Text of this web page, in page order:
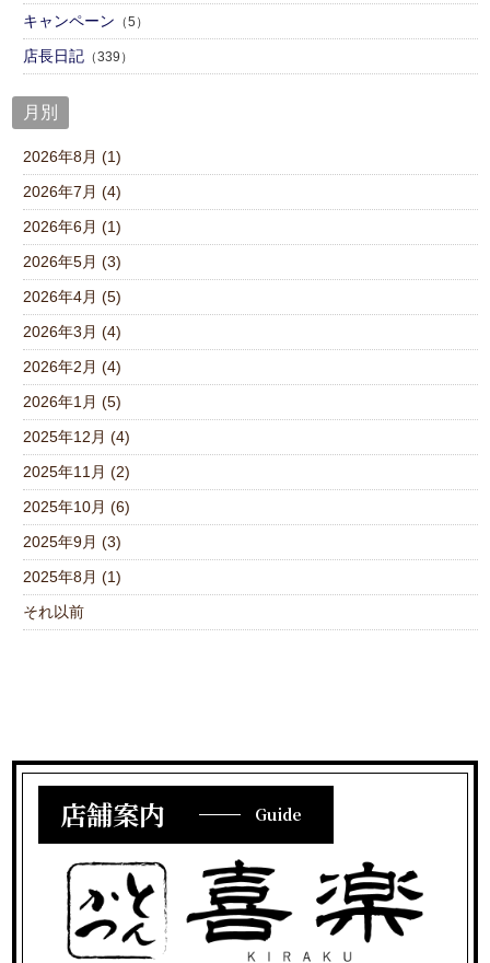
キャンペーン （5）
店⾧日記 （339）
月別
2026年8月 (1)
2026年7月 (4)
2026年6月 (1)
2026年5月 (3)
2026年4月 (5)
2026年3月 (4)
2026年2月 (4)
2026年1月 (5)
2025年12月 (4)
2025年11月 (2)
2025年10月 (6)
2025年9月 (3)
2025年8月 (1)
それ以前
店舗案内 Guide